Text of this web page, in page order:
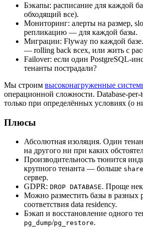
Бэкапы: расписание для каждой
обходящий все).
Мониторинг: алерты на размер,
репликацию — для каждой базы.
Миграции: Flyway по каждой
— rolling back всех, или жить с
Failover: если один PostgreSQL-
тенанты пострадали?
Мы строим высоконагруженные
операционной сложности. Database-per-
только при определённых условиях (о
Плюсы
Абсолютная изоляция. Один
на другого ни при каких
Производительность тюнится
крупного тенанта — больше
сервер.
GDPR: DROP DATABASE. Проще
Можно разместить базы в разных
соответствия data residency.
Бэкап и восстановление одного
pg_dump/pg_restore.